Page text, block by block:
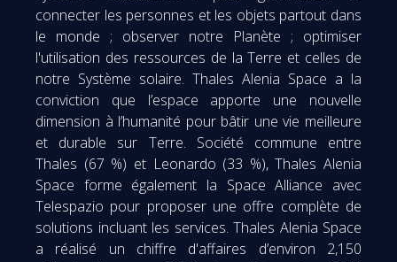
connecter les personnes et les objets partout dans
le monde ; observer notre Planète ; optimiser
l'utilisation des ressources de la Terre et celles de
notre Système solaire. Thales Alenia Space a la
conviction que l’espace apporte une nouvelle
dimension à l’humanité pour bâtir une vie meilleure
et durable sur Terre. Société commune entre
Thales (67 %) et Leonardo (33 %), Thales Alenia
Space forme également la Space Alliance avec
Telespazio pour proposer une offre complète de
solutions incluant les services. Thales Alenia Space
a réalisé un chiffre d'affaires d’environ 2,150